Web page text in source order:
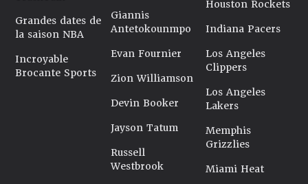
Grandes dates de
la saison NBA
Incroyable
Brocante Sports
Giannis
Antetokounmpo
Evan Fournier
Zion Williamson
Devin Booker
Jayson Tatum
Russell
Westbrook
Houston Rockets
Indiana Pacers
Los Angeles
Clippers
Los Angeles
Lakers
Memphis
Grizzlies
Miami Heat